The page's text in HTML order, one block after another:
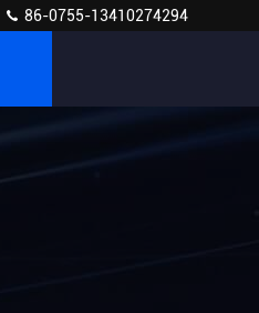
86-0755-13410274294